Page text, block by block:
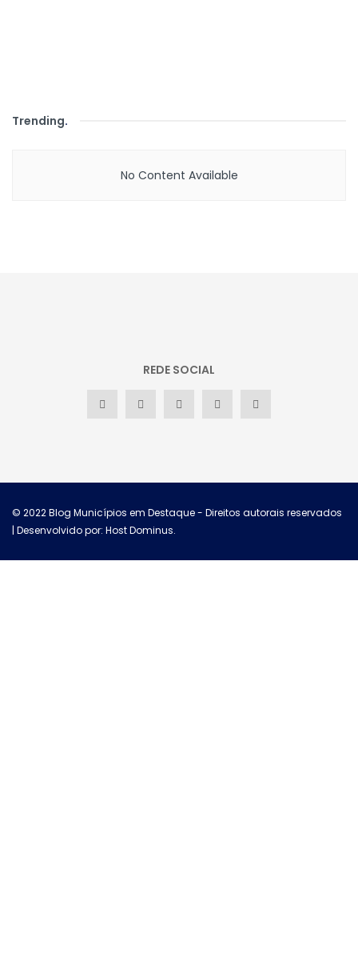
Trending.
No Content Available
REDE SOCIAL
© 2022Blog Municípios em Destaque- Direitos autorais reservados
| Desenvolvido por: Host Dominus.